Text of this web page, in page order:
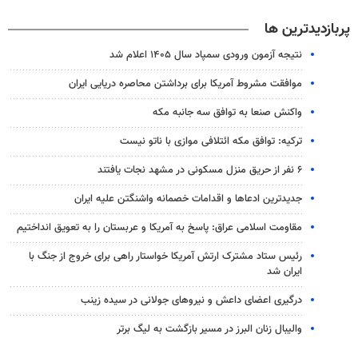
پربازدیدترین ها
نتیجه آزمون ورودی سمپاد سال ۱۴۰۵ اعلام شد
موافقت مشروط آمریکا برای برداشتن محاصره دریایی ایران
واکنش صنعا به توافق سه جانبه مکه
ترکیه: توافق مکه ائتلافی موازی با ناتو نیست
۶ نفر از حریق منزل مسکونی در مشهد نجات یافتند
جدیدترین ادعاها و اقدامات خصمانه واشنگتن علیه ایران
مقاومت اسلامی عراق: پاسخ به آمریکا و عربستان را به تعویق انداختیم
رئیس ستاد مشترک ارتش آمریکا خواستار راهی برای خروج از جنگ با
ایران شد
درگیری اعضای داعش و نیروهای جولانی در سیده زینب
والیبال زنان البرز در مسیر بازگشت به لیگ برتر